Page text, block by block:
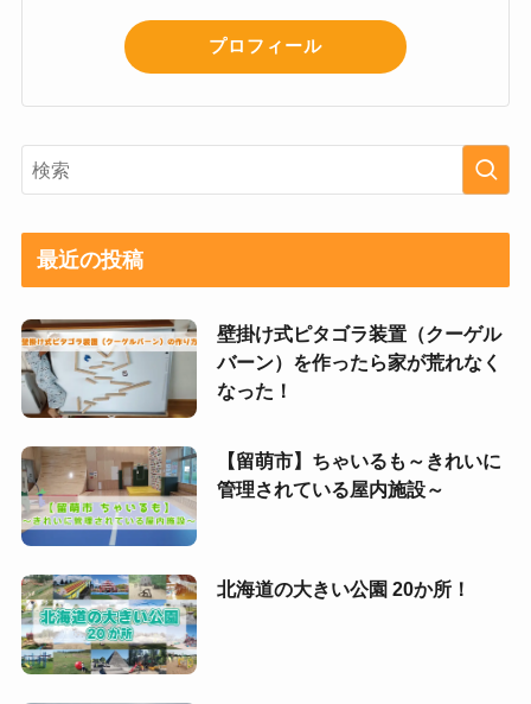
プロフィール
最近の投稿
壁掛け式ピタゴラ装置（クーゲル
バーン）を作ったら家が荒れなく
なった！
【留萌市】ちゃいるも～きれいに
管理されている屋内施設～
北海道の大きい公園 20か所！